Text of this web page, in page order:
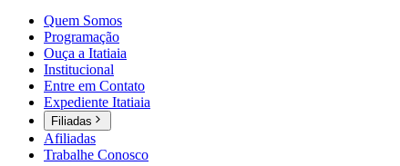
Quem Somos
Programação
Ouça a Itatiaia
Institucional
Entre em Contato
Expediente Itatiaia
Filiadas
Afiliadas
Trabalhe Conosco